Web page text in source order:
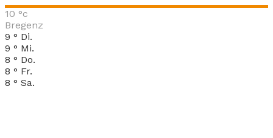
10 °c
Bregenz
9 ° Di.
9 ° Mi.
8 ° Do.
8 ° Fr.
8 ° Sa.